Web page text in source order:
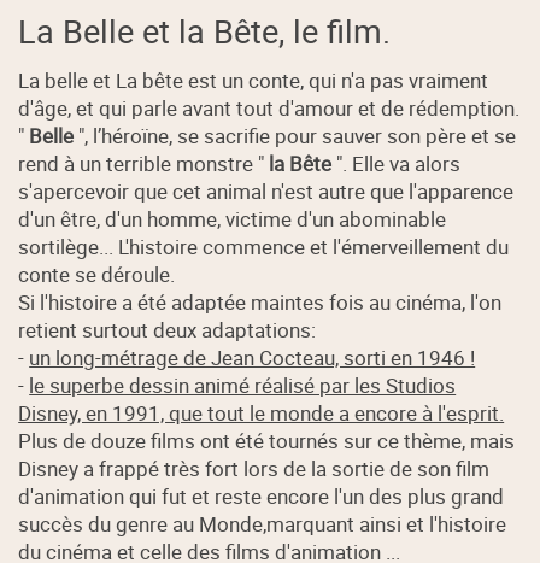
La Belle et la Bête, le film.
La belle et La bête est un conte, qui n'a pas vraiment
d'âge, et qui parle avant tout d'amour et de rédemption.
" Belle ", l’héroïne, se sacrifie pour sauver son père et se
rend à un terrible monstre " la Bête ". Elle va alors
s'apercevoir que cet animal n'est autre que l'apparence
d'un être, d'un homme, victime d'un abominable
sortilège... L'histoire commence et l'émerveillement du
conte se déroule.
Si l'histoire a été adaptée maintes fois au cinéma, l'on
retient surtout deux adaptations:
- un long-métrage de Jean Cocteau, sorti en 1946 !
- le superbe dessin animé réalisé par les Studios
Disney, en 1991, que tout le monde a encore à l'esprit.
Plus de douze films ont été tournés sur ce thème, mais
Disney a frappé très fort lors de la sortie de son film
d'animation qui fut et reste encore l'un des plus grand
succès du genre au Monde,marquant ainsi et l'histoire
du cinéma et celle des films d'animation ...